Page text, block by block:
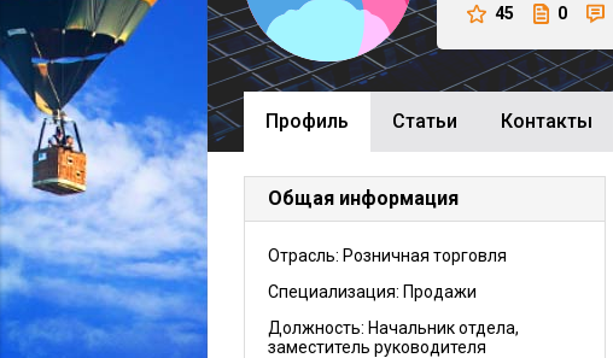
45 0
Профиль Cтатьи Контакты
Общая информация
Отрасль: Розничная торговля
Специализация: Продажи
Должность: Начальник отдела,
заместитель руководителя